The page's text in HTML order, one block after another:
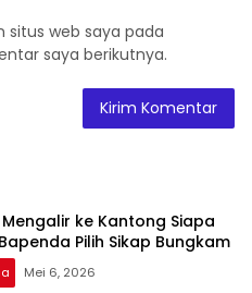
situs web saya pada
saya berikutnya.
Mengalir ke Kantong Siapa
Pilih Sikap Bungkam
Mei 6, 2026